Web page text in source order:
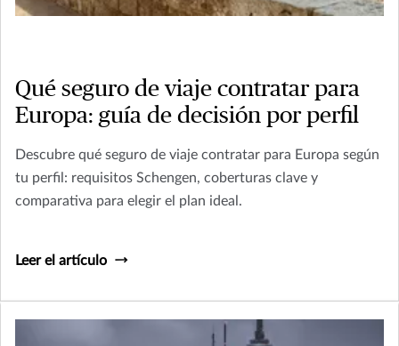
Qué seguro de viaje contratar para
Europa: guía de decisión por perfil
Descubre qué seguro de viaje contratar para Europa según
tu perfil: requisitos Schengen, coberturas clave y
comparativa para elegir el plan ideal.
Leer el artículo